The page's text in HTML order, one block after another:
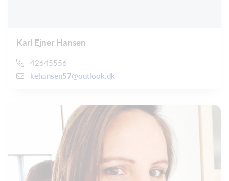
Karl Ejner Hansen
42645556
kehansen57@outlook.dk